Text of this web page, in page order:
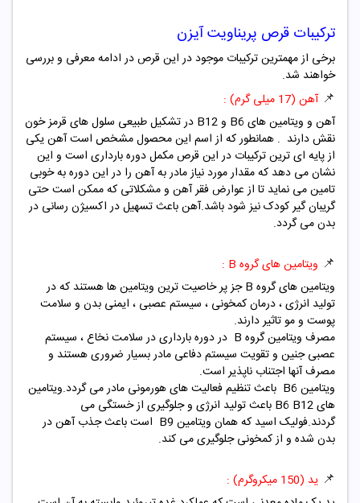
ترکیبات قرص پریناویت آیزن
برخی از مهمترین ترکیبات موجود در این قرص در ادامه معرفی و بررسی
خواهند شد.
📌 آهن (17 میلی گرم) :
آهن و ویتامین های B6 و B12 در تشکیل طبیعی سلول های قرمز خون
نقش دارند . همانطور که از اسم این محصول مشخص است آهن یکی
از پایه ای ترین ترکیبات در این قرص مکمل دوره بارداری است و این
نشان می دهد که مقدار مورد نیاز مادر به آهن را در این دوره به خوبی
تامین می نماید تا از عوارض فقر آهن و مشکلاتی که ممکن است حتی
گریبان گیر کودک نیز شود باشد.آهن باعث تسهیل در اکسیژن رسانی در
بدن می گردد.
📌 ویتامین های گروه B :
ویتامین های گروه B جز پر خاصیت ترین ویتامین ها هستند که در
تولید انرژی ، درمان کمخونی ، سیستم عصبی ، ایمنی بدن و سلامت
پوست و مو تاثیر دارند.
مصرف ویتامین گروه B در دوره بارداری در سلامت نخاع ، سیستم
عصبی جنین و تقویت سیستم دفاعی مادر بسیار ضروری هستند و
مصرف آنها اجتناب ناپذیر است.
ویتامین B6 باعث تنظیم فعالیت های هورمونی مادر می گردد.ویتامین
های B6 B12 باعث تولید انرژی و جلوگیری از خستگی می
گردند.فولیک اسید که همان ویتامین B9 است باعث جذب آهن در
بدن شده و از کمخونی جلوگیری می کند.
📌 ید (150 میکروگرم)
: